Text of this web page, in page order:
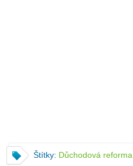
Štítky: Důchodová reforma